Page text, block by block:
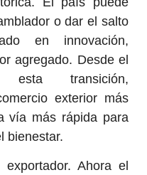
o dar el salto
en innovación,
agregado. Desde el
esta transición,
exterior más
vía más rápida para
bienestar.
Ahora el